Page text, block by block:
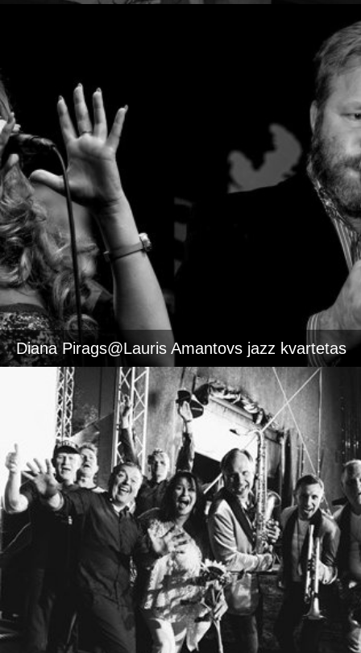
Diana Pirags@Lauris Amantovs jazz kvartetas